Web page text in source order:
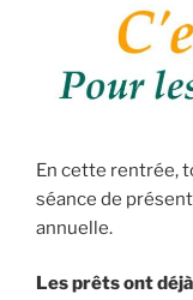
En cette rentrée,
séance de
annuelle.
Les prêts ont